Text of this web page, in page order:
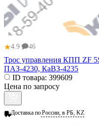
★4.9 46
Трос управления КПП ZF
ПАЗ-4230, КаВЗ-4235
ID товара: 399609
Цена по запросу
Доставка поРоссии, в РБ, KZ